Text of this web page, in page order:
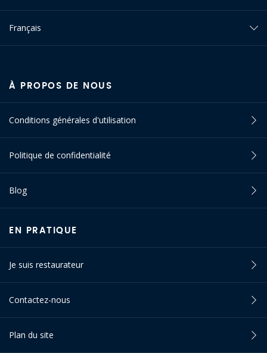
Français
À PROPOS DE NOUS
Conditions générales d'utilisation
Politique de confidentialité
Blog
EN PRATIQUE
Je suis restaurateur
Contactez-nous
Plan du site